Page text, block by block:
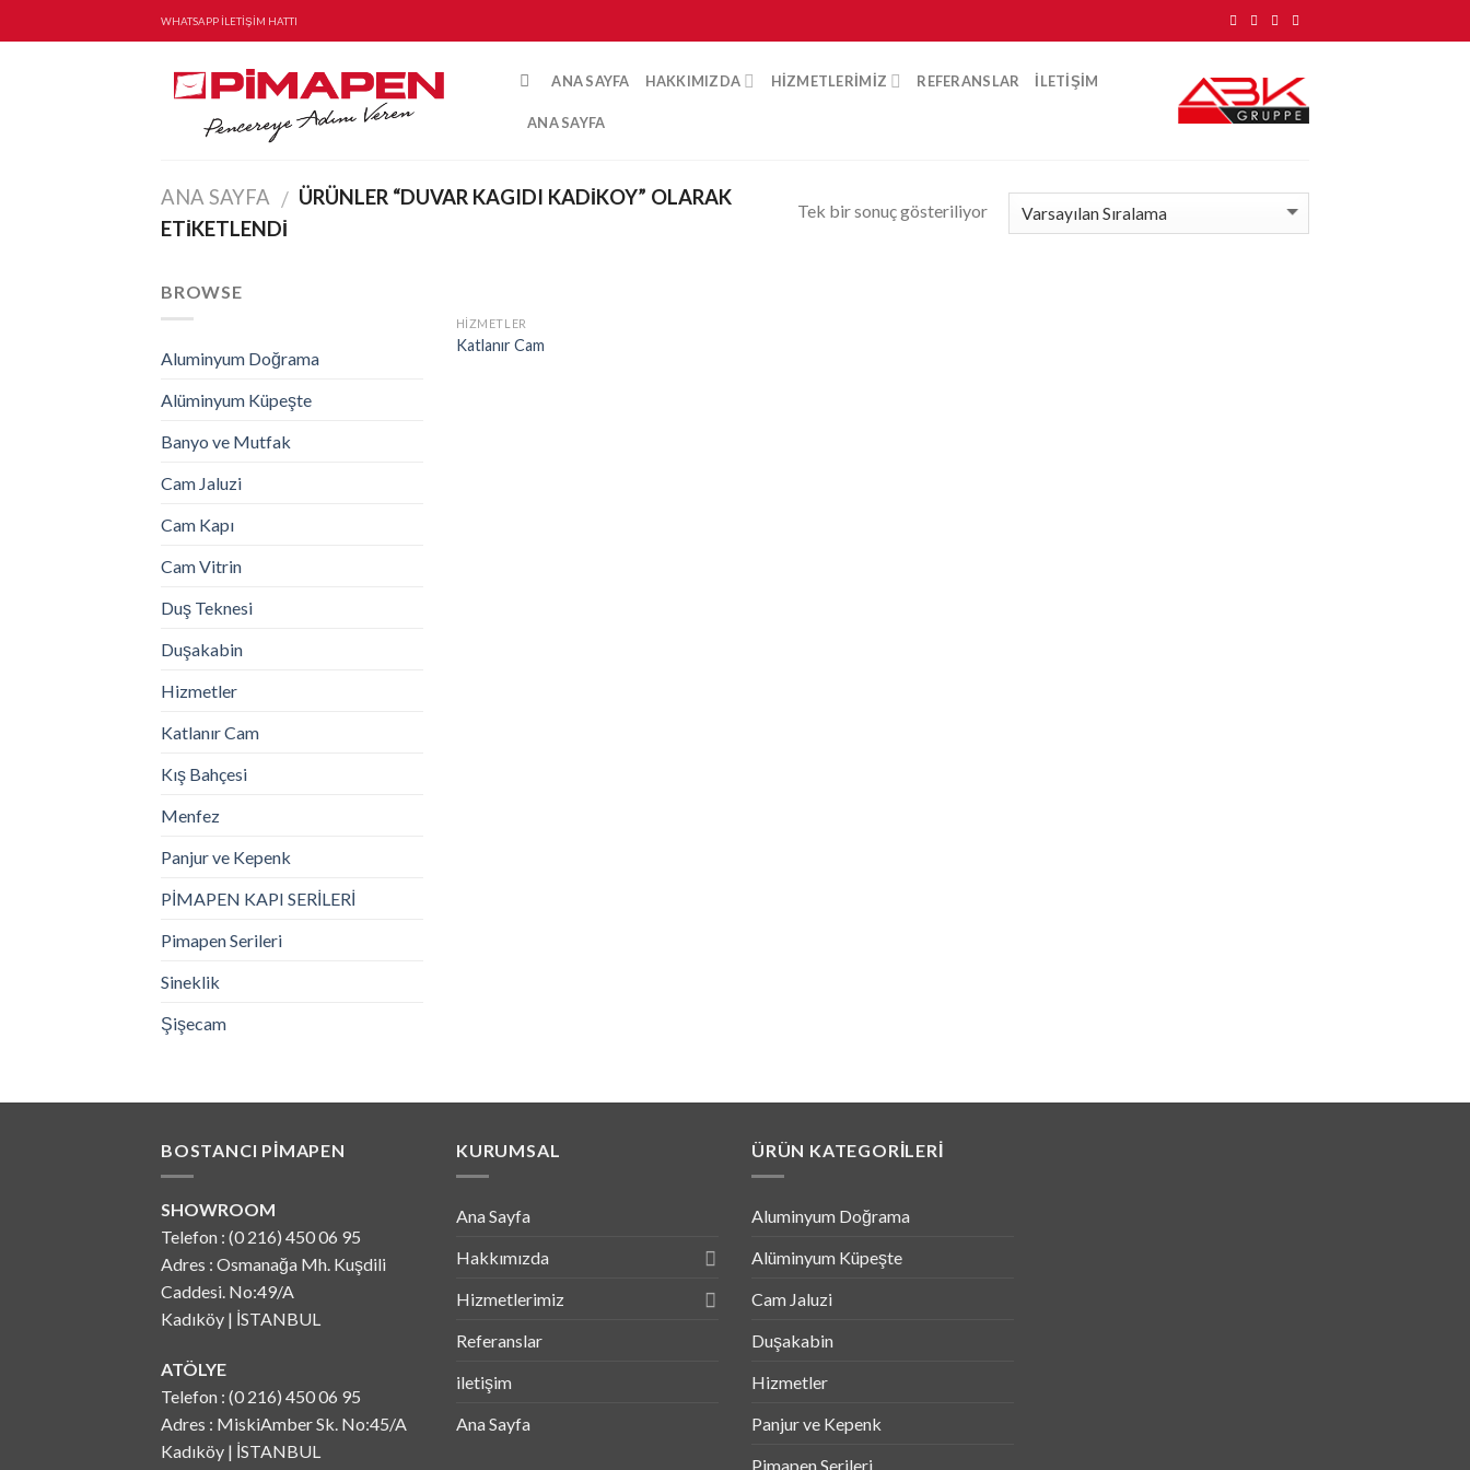
to
WHATSAPP İLETİŞİM HATTI
ANA SAYFA HAKKIMIZDA HIZMETLERIMIZ REFERANSLAR ILETIŞIM
ANA SAYFA
ANA SAYFA / ÜRÜNLER “DUVAR KAGIDI KADIKOY” OLARAK
ETIKETLENDI
Tek bir sonuç gösteriliyor
BROWSE
Aluminyum Doğrama
Alüminyum Küpeşte
Banyo ve Mutfak
Cam Jaluzi
Cam Kapı
Cam Vitrin
Duş Teknesi
Duşakabin
Hizmetler
Katlanır Cam
Kış Bahçesi
Menfez
Panjur ve Kepenk
PİMAPEN KAPI SERİLERİ
Pimapen Serileri
Sineklik
Şişecam
HIZMETLER
Katlanır Cam
BOSTANCI PIMAPEN
SHOWROOM
Telefon : (0 216) 450 06 95
Adres : Osmanağa Mh. Kuşdili
Caddesi. No:49/A
Kadıköy | İSTANBUL
ATÖLYE
Telefon : (0 216) 450 06 95
Adres : MiskiAmber Sk. No:45/A
Kadıköy | İSTANBUL
KURUMSAL
Ana Sayfa
Hakkımızda
Hizmetlerimiz
Referanslar
iletişim
Ana Sayfa
ÜRÜN KATEGORILERI
Aluminyum Doğrama
Alüminyum Küpeşte
Cam Jaluzi
Duşakabin
Hizmetler
Panjur ve Kepenk
Pimapen Serileri